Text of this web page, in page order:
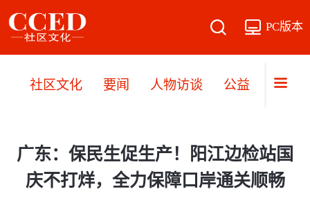
PC版本
社区文化 要闻 人物访谈 公益 文旅
广东：保民生促生产！阳江边检站国
庆不打烊，全力保障口岸通关顺畅